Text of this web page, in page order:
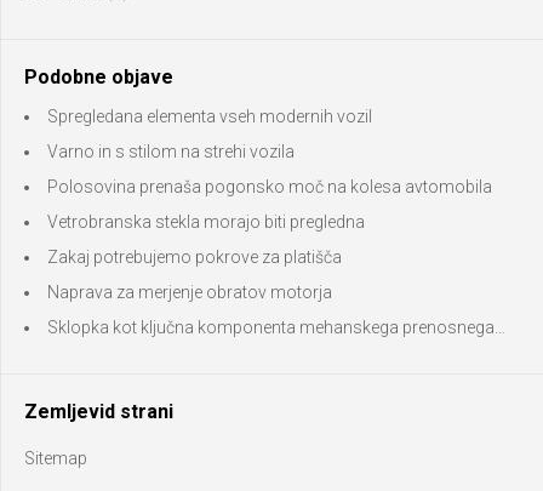
Podobne objave
Spregledana elementa vseh modernih vozil
Varno in s stilom na strehi vozila
Polosovina prenaša pogonsko moč na kolesa avtomobila
Vetrobranska stekla morajo biti pregledna
Zakaj potrebujemo pokrove za platišča
Naprava za merjenje obratov motorja
Sklopka kot ključna komponenta mehanskega prenosnega…
Zemljevid strani
Sitemap